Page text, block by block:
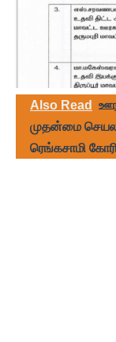
Also Read
முதன்மை
ரெங்கசாமி